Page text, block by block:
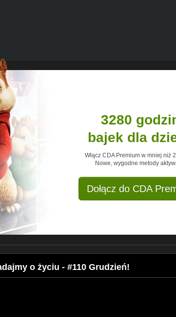
poradnik, jak ogarnąć życie. Jestem pół
duszą towarzystwa. Pół optymistką, pół
W dodatku postanowiłam się nią
się do Warszawy - to właśnie ja.
dodać mówione. W moich podcastach
zdaniem - jest najfajniejsze.
3280
bajek dla
Włącz CDA Premium w mniej niż
Nowe, wygodne metody
Dołącz do CDA
o życiu - #110 Grudzień!